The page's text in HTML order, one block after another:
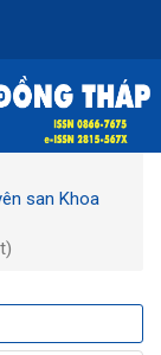
san Khoa